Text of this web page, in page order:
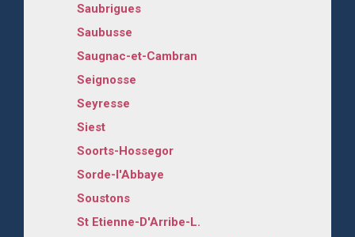
Saubrigues
Saubusse
Saugnac-et-Cambran
Seignosse
Seyresse
Siest
Soorts-Hossegor
Sorde-l'Abbaye
Soustons
St Etienne-D'Arribe-L.